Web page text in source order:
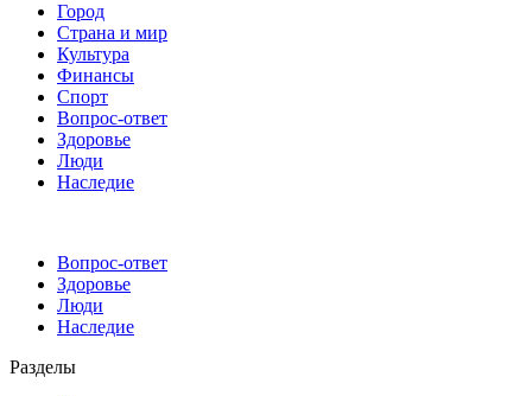
Город
Страна и мир
Культура
Финансы
Спорт
Вопрос-ответ
Здоровье
Люди
Наследие
Вопрос-ответ
Здоровье
Люди
Наследие
Разделы